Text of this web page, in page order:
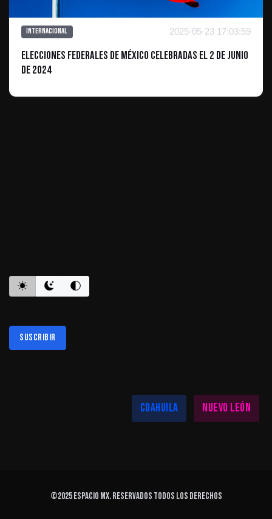
Internacional 2025-05-23 17:03:59
Elecciones federales de México celebradas el 2 de junio
de 2024
Suscribir
Coahuila
Nuevo León
©2025ESPACIO MX. Reservados todos los derechos